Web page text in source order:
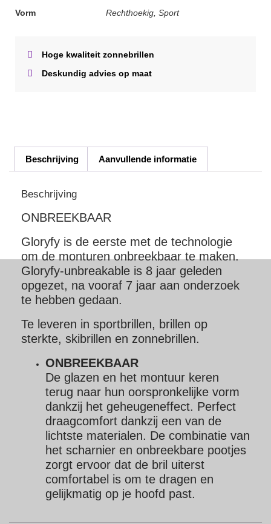
Vorm
Rechthoekig, Sport
Hoge kwaliteit zonnebrillen
Deskundig advies op maat
Beschrijving Aanvullende informatie
Beschrijving
ONBREEKBAAR
Gloryfy is de eerste met de technologie
om de monturen onbreekbaar te maken.
Gloryfy-unbreakable is 8 jaar geleden
opgezet, na vooraf 7 jaar aan onderzoek
te hebben gedaan.
Te leveren in sportbrillen, brillen op
sterkte, skibrillen en zonnebrillen.
ONBREEKBAAR
De glazen en het montuur keren
terug naar hun oorspronkelijke vorm
dankzij het geheugeneffect. Perfect
draagcomfort dankzij een van de
lichtste materialen. De combinatie van
het scharnier en onbreekbare pootjes
zorgt ervoor dat de bril uiterst
comfortabel is om te dragen en
gelijkmatig op je hoofd past.